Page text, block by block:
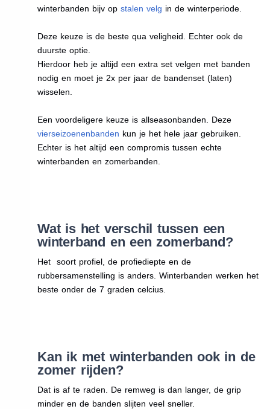
winterbanden bijv op stalen velg in de winterperiode.
Deze keuze is de beste qua veligheid. Echter ook de
duurste optie.
Hierdoor heb je altijd een extra set velgen met banden
nodig en moet je 2x per jaar de bandenset (laten)
wisselen.
Een voordeligere keuze is allseasonbanden. Deze
vierseizoenenbanden kun je het hele jaar gebruiken.
Echter is het altijd een compromis tussen echte
winterbanden en zomerbanden.
Wat is het verschil tussen een
winterband en een zomerband?
Het soort profiel, de profiediepte en de
rubbersamenstelling is anders. Winterbanden werken het
beste onder de 7 graden celcius.
Kan ik met winterbanden ook in de
zomer rijden?
Dat is af te raden. De remweg is dan langer, de grip
minder en de banden slijten veel sneller.